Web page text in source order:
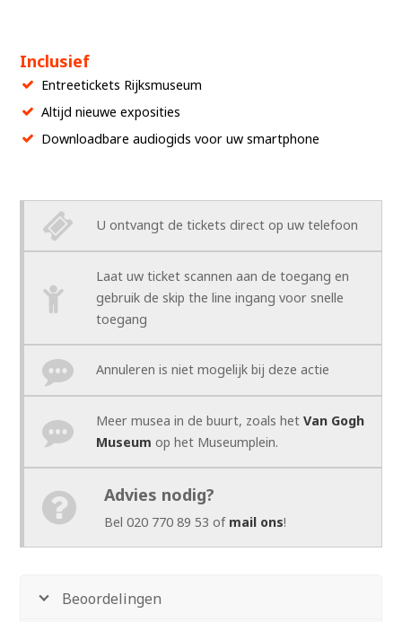
Inclusief
Entreetickets Rijksmuseum
Altijd nieuwe exposities
Downloadbare audiogids voor uw smartphone
U ontvangt de tickets direct op uw telefoon
Laat uw ticket scannen aan de toegang en
gebruik de skip the line ingang voor snelle
toegang
Annuleren is niet mogelijk bij deze actie
Meer musea in de buurt, zoals hetVan Gogh
Museum op het Museumplein.
Advies nodig?
Bel 020 770 89 53 of mail ons!
Beoordelingen